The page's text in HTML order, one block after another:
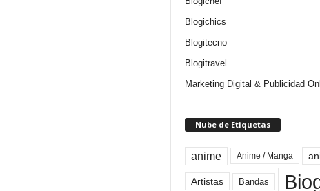
Blogichics
Blogitecno
Blogitravel
Marketing Digital & Publicidad
Nube de Etiquetas
anime Anime / Manga
Artistas Bandas